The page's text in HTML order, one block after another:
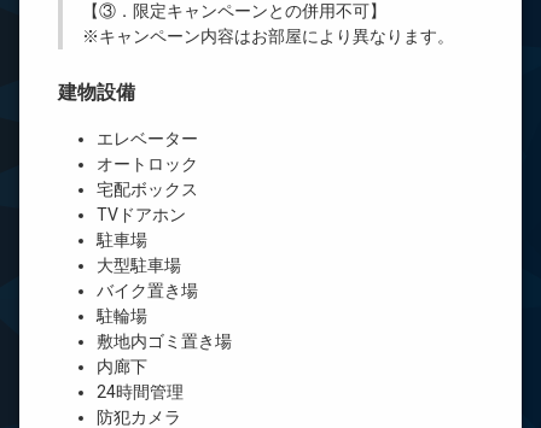
【③．限定キャンペーンとの併用不可】
※キャンペーン内容はお部屋により異なります。
建物設備
エレベーター
オートロック
宅配ボックス
TVドアホン
駐車場
大型駐車場
バイク置き場
駐輪場
敷地内ゴミ置き場
内廊下
24時間管理
防犯カメラ